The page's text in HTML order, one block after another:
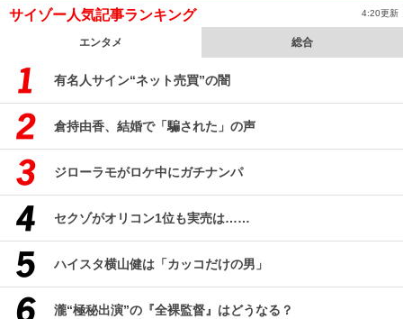
サイゾー人気記事ランキング 4:20更新
エンタメ 総合
有名人サイン“ネット売買”の闇
倉持由香、結婚で「騙された」の声
ジローラモがロケ中にガチナンパ
セクゾがオリコン1位も実売は……
ハイスタ横山健は「カッコだけの男」
瀧“極秘出演”の『全裸監督』はどうなる？